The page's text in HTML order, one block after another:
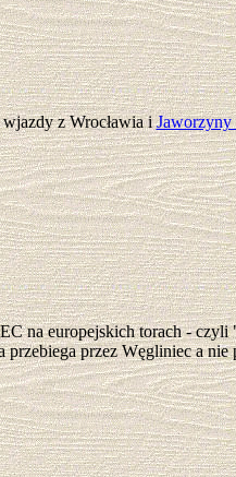
z Wrocławia iJaworzyny
na europejskich torach -
przez Węgliniec a nie